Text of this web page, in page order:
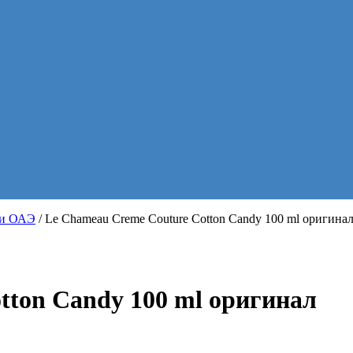
ОАЭ / Le Chameau Creme Couture Cotton Candy 100 ml оригинал
Candy 100 ml оригинал